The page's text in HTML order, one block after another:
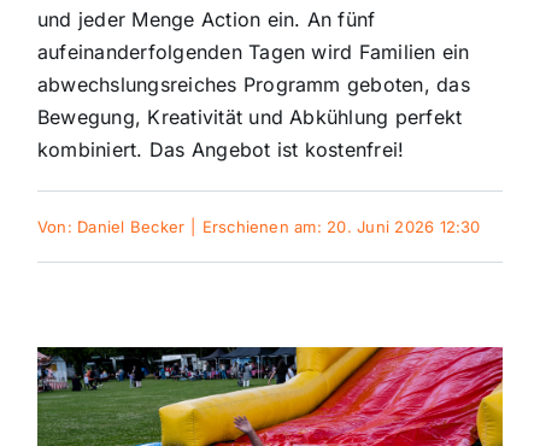
Galerie
Verkehrsmeldungen
Polizeimeldungen
Gewinnspiele
und jeder Menge Action ein. An fünf
aufeinanderfolgenden Tagen wird Familien ein
abwechslungsreiches Programm geboten, das
Bewegung, Kreativität und Abkühlung perfekt
kombiniert. Das Angebot ist kostenfrei!
Von: Daniel Becker Erschienen am: 20. Juni 2026 12:30